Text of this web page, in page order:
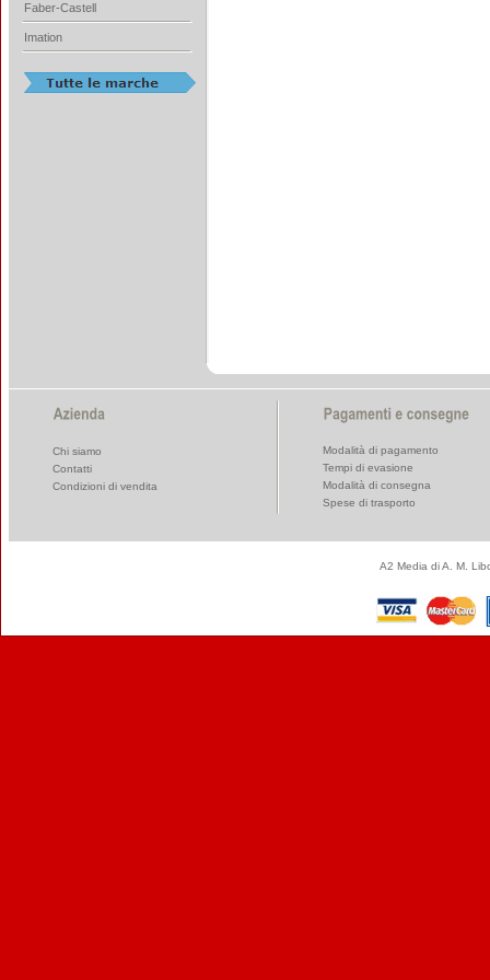
Faber-Castell
Imation
Chi siamo
Contatti
Condizioni di vendita
Modalità di pagamento
Tempi di evasione
Modalità di consegna
Spese di trasporto
A2 Media di A. M.